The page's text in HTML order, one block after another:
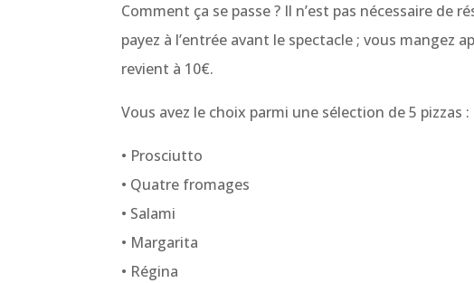
Comment ça se passe ? Il n’est pas nécessaire de
payez à l’entrée avant le spectacle ; vous mangez
revient à 10€.
Vous avez le choix parmi une sélection de 5 pizzas :
• Prosciutto
• Quatre fromages
• Salami
• Margarita
• Régina